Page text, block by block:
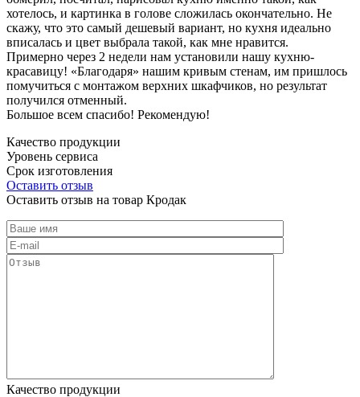
хотелось, и картинка в голове сложилась окончательно. Не
скажу, что это самый дешевый вариант, но кухня идеально
вписалась и цвет выбрала такой, как мне нравится.
Примерно через 2 недели нам установили нашу кухню-
красавицу! «Благодаря» нашим кривым стенам, им пришлось
помучиться с монтажом верхних шкафчиков, но результат
получился отменный.
Большое всем спасибо! Рекомендую!
Качество продукции
Уровень сервиса
Срок изготовления
Оставить отзыв
Оставить отзыв на товар Кродак
Качество продукции